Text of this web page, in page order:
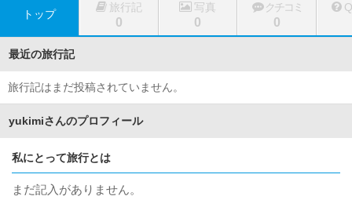
トップ
旅行記
0
写真
0
クチコミ
0
最近の旅行記
旅行記はまだ投稿されていません。
yukimiさんのプロフィール
私にとって旅行とは
まだ記入がありません。